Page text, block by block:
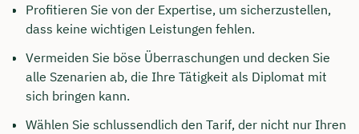
Profitieren Sie von der Expertise, um sicherzustellen,
dass keine wichtigen Leistungen fehlen.
Vermeiden Sie böse Überraschungen und decken Sie
alle Szenarien ab, die Ihre Tätigkeit als Diplomat mit
sich bringen kann.
Wählen Sie schlussendlich den Tarif, der nicht nur Ihren